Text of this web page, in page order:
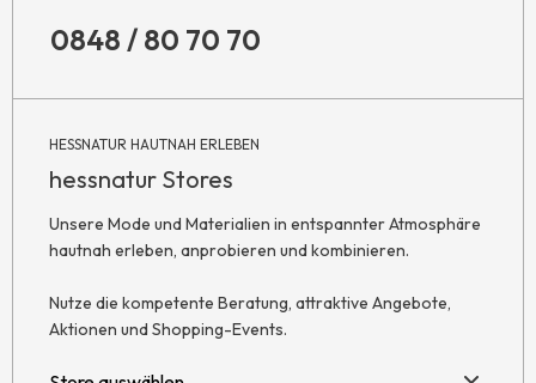
0848 / 80 70 70
HESSNATUR HAUTNAH ERLEBEN
hessnatur Stores
Unsere Mode und Materialien in entspannter Atmosphäre
hautnah erleben, anprobieren und kombinieren.
Nutze die kompetente Beratung, attraktive Angebote,
Aktionen und Shopping-Events.